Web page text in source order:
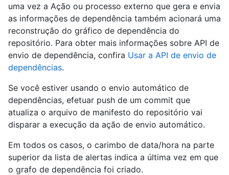
uma vez a Ação ou processo externo que gera e envia
as informações de dependência também acionará uma
reconstrução do gráfico de dependência do
repositório. Para obter mais informações sobre API de
envio de dependência, confira Usar a API de envio de
dependências.
Se você estiver usando o envio automático de
dependências, efetuar push de um commit que
atualiza o arquivo de manifesto do repositório vai
disparar a execução da ação de envio automático.
Em todos os casos, o carimbo de data/hora na parte
superior da lista de alertas indica a última vez em que
o grafo de dependência foi criado.